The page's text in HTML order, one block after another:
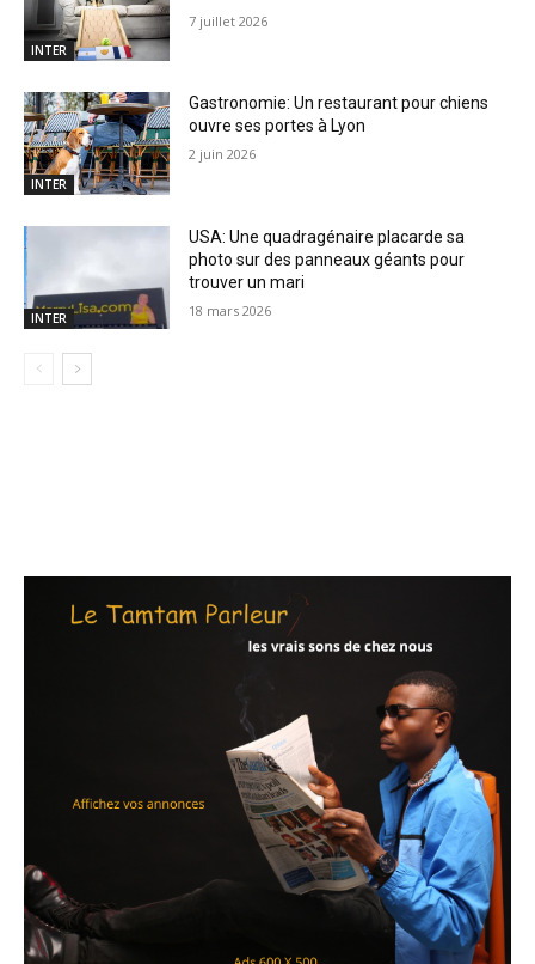
INTER
7 juillet 2026
INTER
Gastronomie: Un restaurant pour chiens
ouvre ses portes à Lyon
2 juin 2026
INTER
USA: Une quadragénaire placarde sa
photo sur des panneaux géants pour
trouver un mari
18 mars 2026